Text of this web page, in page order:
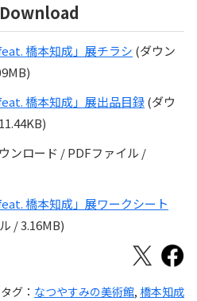
橋本知成」展チラシ (ダウン
橋本知成」展出品目録(ダウ
ンロード / PDFファイル /
橋本知成」展ワークシート
/ 3.16MB)
タグ： なつやすみの美術館, 橋本知成